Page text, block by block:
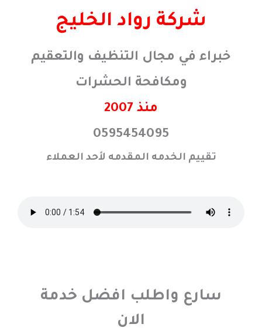
شركة رواد الخليج
خبراء في مجال التنظيف والتعقيم
ومكافحة الحشرات
منذ 2007
0595454095
تقييم الخدمه المقدمه لأحد العملاء
سارع واطلب افضل خدمة
الان